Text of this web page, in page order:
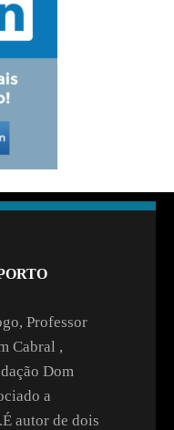
Professor
Cabral ,
Dom
a
autor de dois